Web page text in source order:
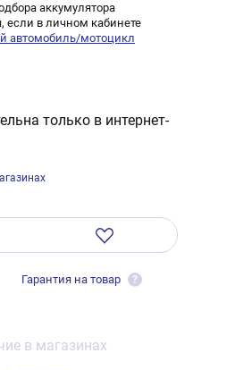
аккумулятора
если в личном кабинете
автомобиль/мотоцикл
только в интернет-
Гарантия на товар ?
в магазинах